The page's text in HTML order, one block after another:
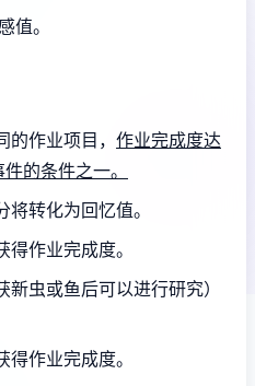
值。
作业项目， 作业完成度达
的条件之一。
转化为回忆值。
作业完成度。
虫或鱼后可以进行研究）
作业完成度。